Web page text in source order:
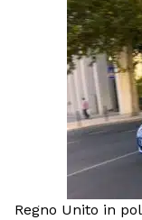
Regno Unito in